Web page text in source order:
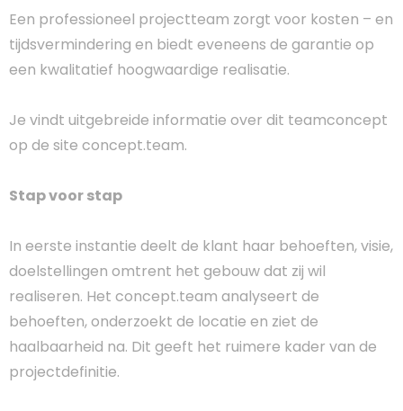
Een professioneel projectteam zorgt voor kosten – en
tijdsvermindering en biedt eveneens de garantie op
een kwalitatief hoogwaardige realisatie.
Je vindt uitgebreide informatie over dit teamconcept
op de site concept.team.
Stap voor stap
In eerste instantie deelt de klant haar behoeften, visie,
doelstellingen omtrent het gebouw dat zij wil
realiseren. Het concept.team analyseert de
behoeften, onderzoekt de locatie en ziet de
haalbaarheid na. Dit geeft het ruimere kader van de
projectdefinitie.